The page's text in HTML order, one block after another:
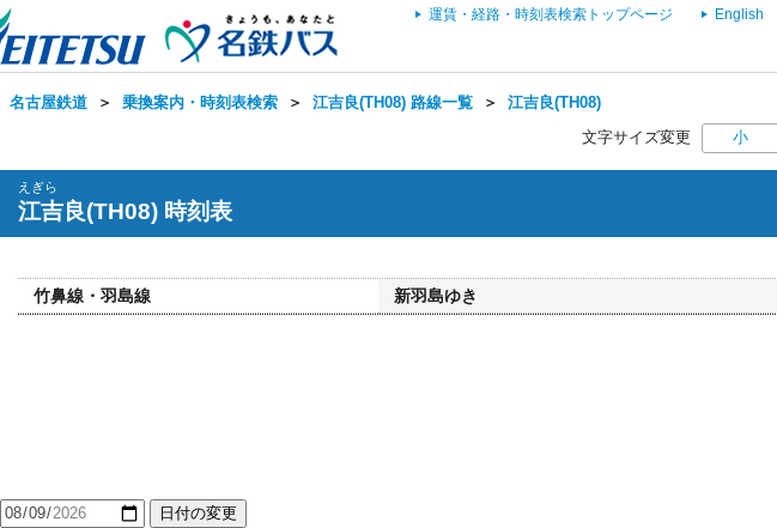
運賃・経路・時刻表検索トップページ English
名古屋鉄道 ＞ 乗換案内・時刻表検索 ＞ 江吉良(TH08) 路線一覧 ＞ 江吉良(TH08)
文字サイズ変更 小
えぎら
江吉良(TH08) 時刻表
竹鼻線・羽島線 新羽島ゆき
日付の変更